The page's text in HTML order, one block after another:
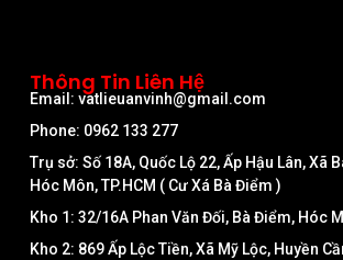
Thông Tin Liên Hệ
Email: vatlieuanvinh@gmail.com
Phone: 0962 133 277
Trụ sở: Số 18A, Quốc Lộ 22, Ấp Hậu Lân, Xã
Hóc Môn, TP.HCM ( Cư Xá Bà Điểm )
Kho 1: 32/16A Phan Văn Đối, Bà Điểm, Hóc
Kho 2: 869 Ấp Lộc Tiền, Xã Mỹ Lộc, Huyền